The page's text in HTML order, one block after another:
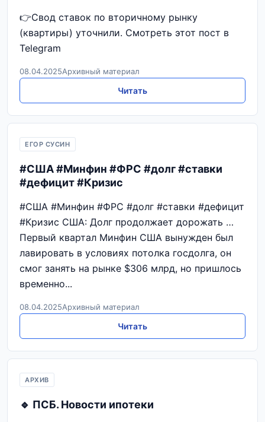
👉Свод ставок по вторичному рынку
(квартиры) уточнили. Смотреть этот пост в
Telegram
08.04.2025Архивный материал
Читать
ЕГОР СУСИН
#США #Минфин #ФРС #долг #ставки
#дефицит #Кризис
#США #Минфин #ФРС #долг #ставки #дефицит
#Кризис США: Долг продолжает дорожать …
Первый квартал Минфин США вынужден был
лавировать в условиях потолка госдолга, он
смог занять на рынке $306 млрд, но пришлось
временно...
08.04.2025Архивный материал
Читать
АРХИВ
🔹 ПСБ. Новости ипотеки